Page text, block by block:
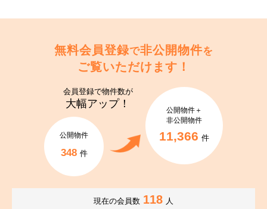
無料会員登録で非公開物件を
ご覧いただけます！
会員登録で物件数が
大幅アップ！
公開物件
348 件
公開物件＋
非公開物件
11,366 件
現在の会員数 118 人